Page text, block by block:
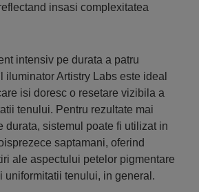
insasi complexitatea
intensiv pe durata a patru
iluminator Artistry Labs este ideal
isi doresc o resetare vizibila a
tenului. Pentru rezultate mai
durata, sistemul poate fi utilizat in
saptamani, oferind
ale aspectului petelor pigmentare
uniformitatii tenului, in general.